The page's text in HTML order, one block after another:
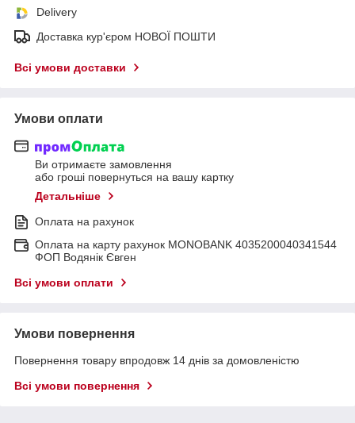
Delivery
Доставка кур'єром НОВОЇ ПОШТИ
Всі умови доставки
Умови оплати
Ви отримаєте замовлення
або гроші повернуться на вашу картку
Детальніше
Оплата на рахунок
Оплата на карту рахунок MONOBANK 4035200040341544
ФОП Водянік Євген
Всі умови оплати
Умови повернення
Повернення товару впродовж 14 днів за домовленістю
Всі умови повернення